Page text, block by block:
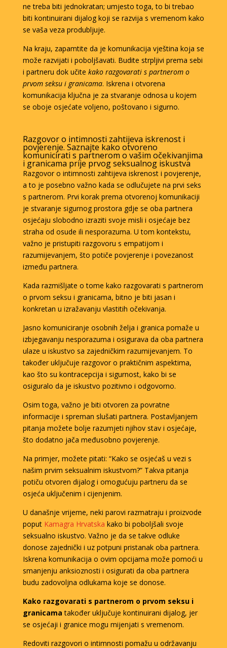
ne treba biti jednokratan; umjesto toga, to bi trebao
biti kontinuirani dijalog koji se razvija s vremenom kako
se vaša veza produbljuje.
Na kraju, zapamtite da je komunikacija vještina koja se
može razvijati i poboljšavati. Budite strpljivi prema sebi
i partneru dok učite kako razgovarati s partnerom o
prvom seksu i granicama. Iskrena i otvorena
komunikacija ključna je za stvaranje odnosa u kojem
se oboje osjećate voljeno, poštovano i sigurno.
Razgovor o intimnosti zahtijeva iskrenost i
povjerenje. Saznajte kako otvoreno
komunicirati s partnerom o vašim očekivanjima
i granicama prije prvog seksualnog iskustva
Razgovor o intimnosti zahtijeva iskrenost i povjerenje,
a to je posebno važno kada se odlučujete na prvi seks
s partnerom. Prvi korak prema otvorenoj komunikaciji
je stvaranje sigurnog prostora gdje se oba partnera
osjećaju slobodno izraziti svoje misli i osjećaje bez
straha od osude ili nesporazuma. U tom kontekstu,
važno je pristupiti razgovoru s empatijom i
razumijevanjem, što potiče povjerenje i povezanost
između partnera.
Kada razmišljate o tome kako razgovarati s partnerom
o prvom seksu i granicama, bitno je biti jasan i
konkretan u izražavanju vlastitih očekivanja.
Jasno komuniciranje osobnih želja i granica pomaže u
izbjegavanju nesporazuma i osigurava da oba partnera
ulaze u iskustvo sa zajedničkim razumijevanjem. To
također uključuje razgovor o praktičnim aspektima,
kao što su kontracepcija i sigurnost, kako bi se
osiguralo da je iskustvo pozitivno i odgovorno.
Osim toga, važno je biti otvoren za povratne
informacije i spreman slušati partnera. Postavljanjem
pitanja možete bolje razumjeti njihov stav i osjećaje,
što dodatno jača međusobno povjerenje.
Na primjer, možete pitati: “Kako se osjećaš u vezi s
našim prvim seksualnim iskustvom?” Takva pitanja
potiču otvoren dijalog i omogućuju partneru da se
osjeća uključenim i cijenjenim.
U današnje vrijeme, neki parovi razmatraju i proizvode
poput Kamagra Hrvatska kako bi poboljšali svoje
seksualno iskustvo. Važno je da se takve odluke
donose zajednički i uz potpuni pristanak oba partnera.
Iskrena komunikacija o ovim opcijama može pomoći u
smanjenju anksioznosti i osigurati da oba partnera
budu zadovoljna odlukama koje se donose.
Kako razgovarati s partnerom o prvom seksu i
granicama također uključuje kontinuirani dijalog, jer
se osjećaji i granice mogu mijenjati s vremenom.
Redoviti razgovori o intimnosti pomažu u održavanju